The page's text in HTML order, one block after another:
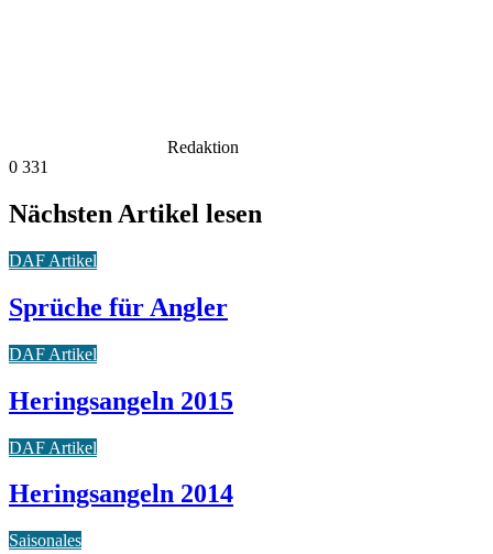
Redaktion
0 331
Nächsten Artikel lesen
DAF Artikel
Sprüche für Angler
DAF Artikel
Heringsangeln 2015
DAF Artikel
Heringsangeln 2014
Saisonales